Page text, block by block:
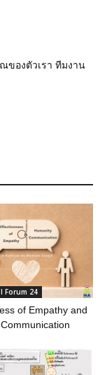
ของตัวเรา ทีมงาน
Forum 24
of Empathy and